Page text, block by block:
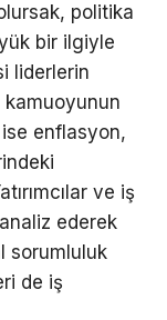
politika
bir ilgiyle
liderlerin
kamuoyunun
enflasyon,
ve iş
ederek
sorumluluk
de iş